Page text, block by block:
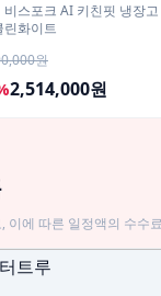
비스포크 AI 키친핏 냉장
린화이트
원
2,514,000원
이에 따른 일정액의 수수